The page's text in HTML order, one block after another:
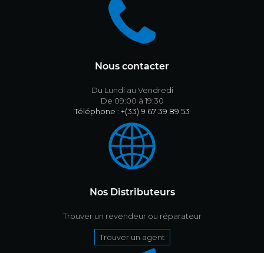
Nous contacter
Du Lundi au Vendredi
De 09:00 à 19:30
Téléphone : +(33) 9 67 39 89 53
Nos Distributeurs
Trouver un revendeur ou réparateur
Trouver un agent